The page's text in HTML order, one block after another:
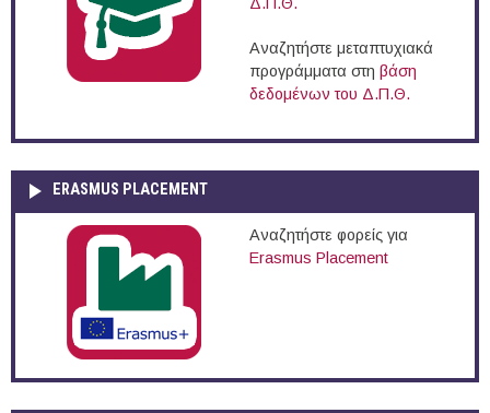
Αναζητήστε μεταπτυχιακά
προγράμματα στη βάση
δεδομένων του Δ.Π.Θ.
ERASMUS PLACEMENT
Αναζητήστε φορείς για
Erasmus Placement